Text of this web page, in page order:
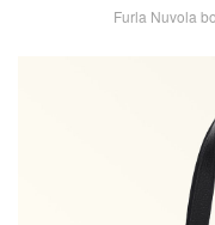
Furla Nuvola